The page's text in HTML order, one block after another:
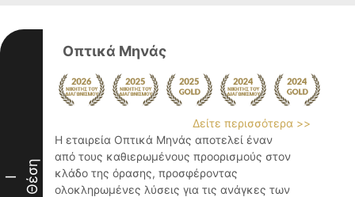
I Θέση
Οπτικά Μηνάς
Δείτε περισσότερα >>
Η εταιρεία Οπτικά Μηνάς αποτελεί έναν
από τους καθιερωμένους προορισμούς στον
κλάδο της όρασης, προσφέροντας
ολοκληρωμένες λύσεις για τις ανάγκες των